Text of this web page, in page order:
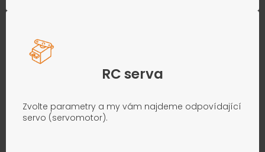
RC serva
Zvolte parametry a my vám najdeme odpovídající
servo (servomotor).